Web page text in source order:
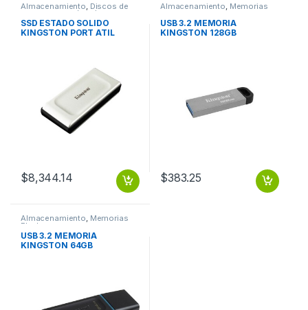
Almacenamiento, Discos de
Estado Solido (SSD)
SSD ESTADO SOLIDO
KINGSTON PORT ATIL
$8,344.14
Almacenamiento, Memorias
USB 3.2 MEMORIA
KINGSTON 128GB
$383.25
Almacenamiento, Memorias
Flash
USB 3.2 MEMORIA
KINGSTON 64GB